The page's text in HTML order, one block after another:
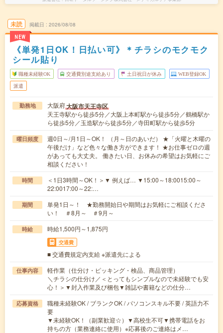
未読
NEW
掲載日 2026/08/08
《単発1日OK！日払い可》＊チラシのモクモク
シール貼り
職種未経験OK 交通費別途支給あり 土日祝日が休み WEB登録OK
派遣
勤務地 大阪府大阪市天王寺区
天王寺駅から徒歩5分／大阪上本町駅から徒歩5分／鶴橋駅か
ら徒歩5分／玉造駅から徒歩5分／寺田町駅から徒歩5分
曜日頻度
週0日～/月1日～OK！ （月～日のあいだ） ★「火曜と木曜の
午後だけ」など色々な働き方ができます！ ★お仕事ゼロの週
があっても大丈夫。 働きたい日、お休みの希望はお気軽にご
相談ください！
時間
＜1日3時間～OK！＞▼ 例えば… ▼15:00～18:0015:00～
22:0017:00～22:…
期間
単発1日～！ ★勤務開始日や期間はお気軽にご相談くださ
い！ ＃8月～ ＃9月～
時給 時給1,500円～1,875円
交通費
■ 交通費規定内支給 ※派遣先による
仕事内容
軽作業（仕分け・ピッキング・検品、商品管理）
＼チラシの仕分け／＜とってもシンプルなので未経験でも安
心！＞▼封入作業及び梱包▼雑誌や書籍などの仕分…
応募資格
職種未経験OK / ブランクOK / パソコンスキル不要 / 英語力不
要
▼未経験OK！（副業歓迎☆）▼高校生不可▼携帯電話をお
持ちの方（業務連絡に使用）※応募後のご連絡はメ…